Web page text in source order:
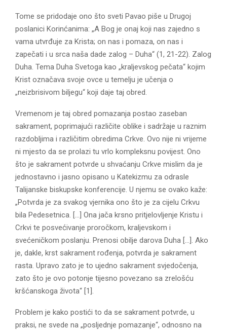
Tome se pridodaje ono što sveti Pavao piše u Drugoj
poslanici Korinćanima: „A Bog je onaj koji nas zajedno s
vama utvrđuje za Krista; on nas i pomaza, on nas i
zapečati i u srca naša dade zalog – Duha“ (1, 21-22). Zalog
Duha. Tema Duha Svetoga kao „kraljevskog pečata“ kojim
Krist označava svoje ovce u temelju je učenja o
„neizbrisivom biljegu“ koji daje taj obred.
Vremenom je taj obred pomazanja postao zaseban
sakrament, poprimajući različite oblike i sadržaje u raznim
razdobljima i različitim obredima Crkve. Ovo nije ni vrijeme
ni mjesto da se prolazi tu vrlo kompleksnu povijest. Ono
što je sakrament potvrde u shvaćanju Crkve mislim da je
jednostavno i jasno opisano u Katekizmu za odrasle
Talijanske biskupske konferencije. U njemu se ovako kaže:
„Potvrda je za svakog vjernika ono što je za cijelu Crkvu
bila Pedesetnica. […] Ona jača krsno pritjelovljenje Kristu i
Crkvi te posvećivanje proročkom, kraljevskom i
svećeničkom poslanju. Prenosi obilje darova Duha […]. Ako
je, dakle, krst sakrament rođenja, potvrda je sakrament
rasta. Upravo zato je to ujedno sakrament svjedočenja,
zato što je ovo potonje tijesno povezano sa zrelošću
kršćanskoga života“ [1].
Problem je kako postići to da se sakrament potvrde, u
praksi, ne svede na „posljednje pomazanje“, odnosno na